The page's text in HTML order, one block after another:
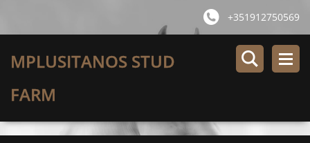
+351912750569
MPLUSITANOS STUD
FARM